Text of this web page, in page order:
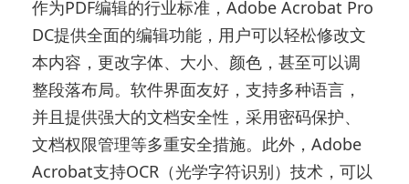
作为PDF编辑的行业标准，Adobe Acrobat Pro
DC提供全面的编辑功能，用户可以轻松修改文
本内容，更改字体、大小、颜色，甚至可以调
整段落布局。软件界面友好，支持多种语言，
并且提供强大的文档安全性，采用密码保护、
文档权限管理等多重安全措施。此外，Adobe
Acrobat支持OCR（光学字符识别）技术，可以